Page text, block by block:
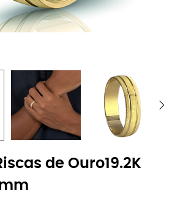
de Ouro19.2K